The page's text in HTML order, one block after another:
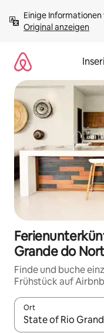
Inhalten
springenOriginal anzeigen
Grande do
Finde und buche
Frühstück auf
Ort
Wenn Ergebnisse